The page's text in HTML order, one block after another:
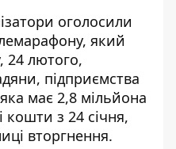
оголосили
, який
24 лютого,
підприємства
яка має 2,8 мільйона
кошти з 24 січня,
вторгнення.